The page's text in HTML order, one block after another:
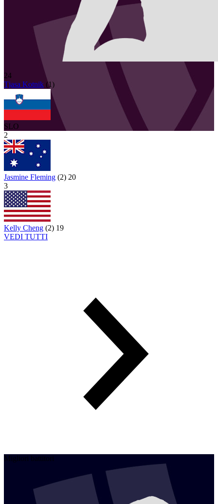
24
Tjasa Kotnik (1)
SLO
2
Jasmine Fleming (2) 20
3
Kelly Cheng (2) 19
VEDI TUTTI
Migliori battitori